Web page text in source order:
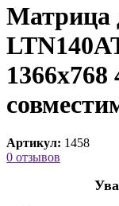
Матрица
Артикул: 1458
0 отзывов